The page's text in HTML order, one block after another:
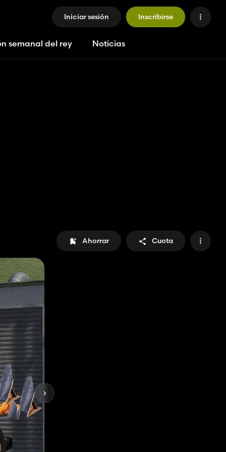
Iniciar sesión Inscribirse
semanal del rey Noticias
Ahorrar Cuota